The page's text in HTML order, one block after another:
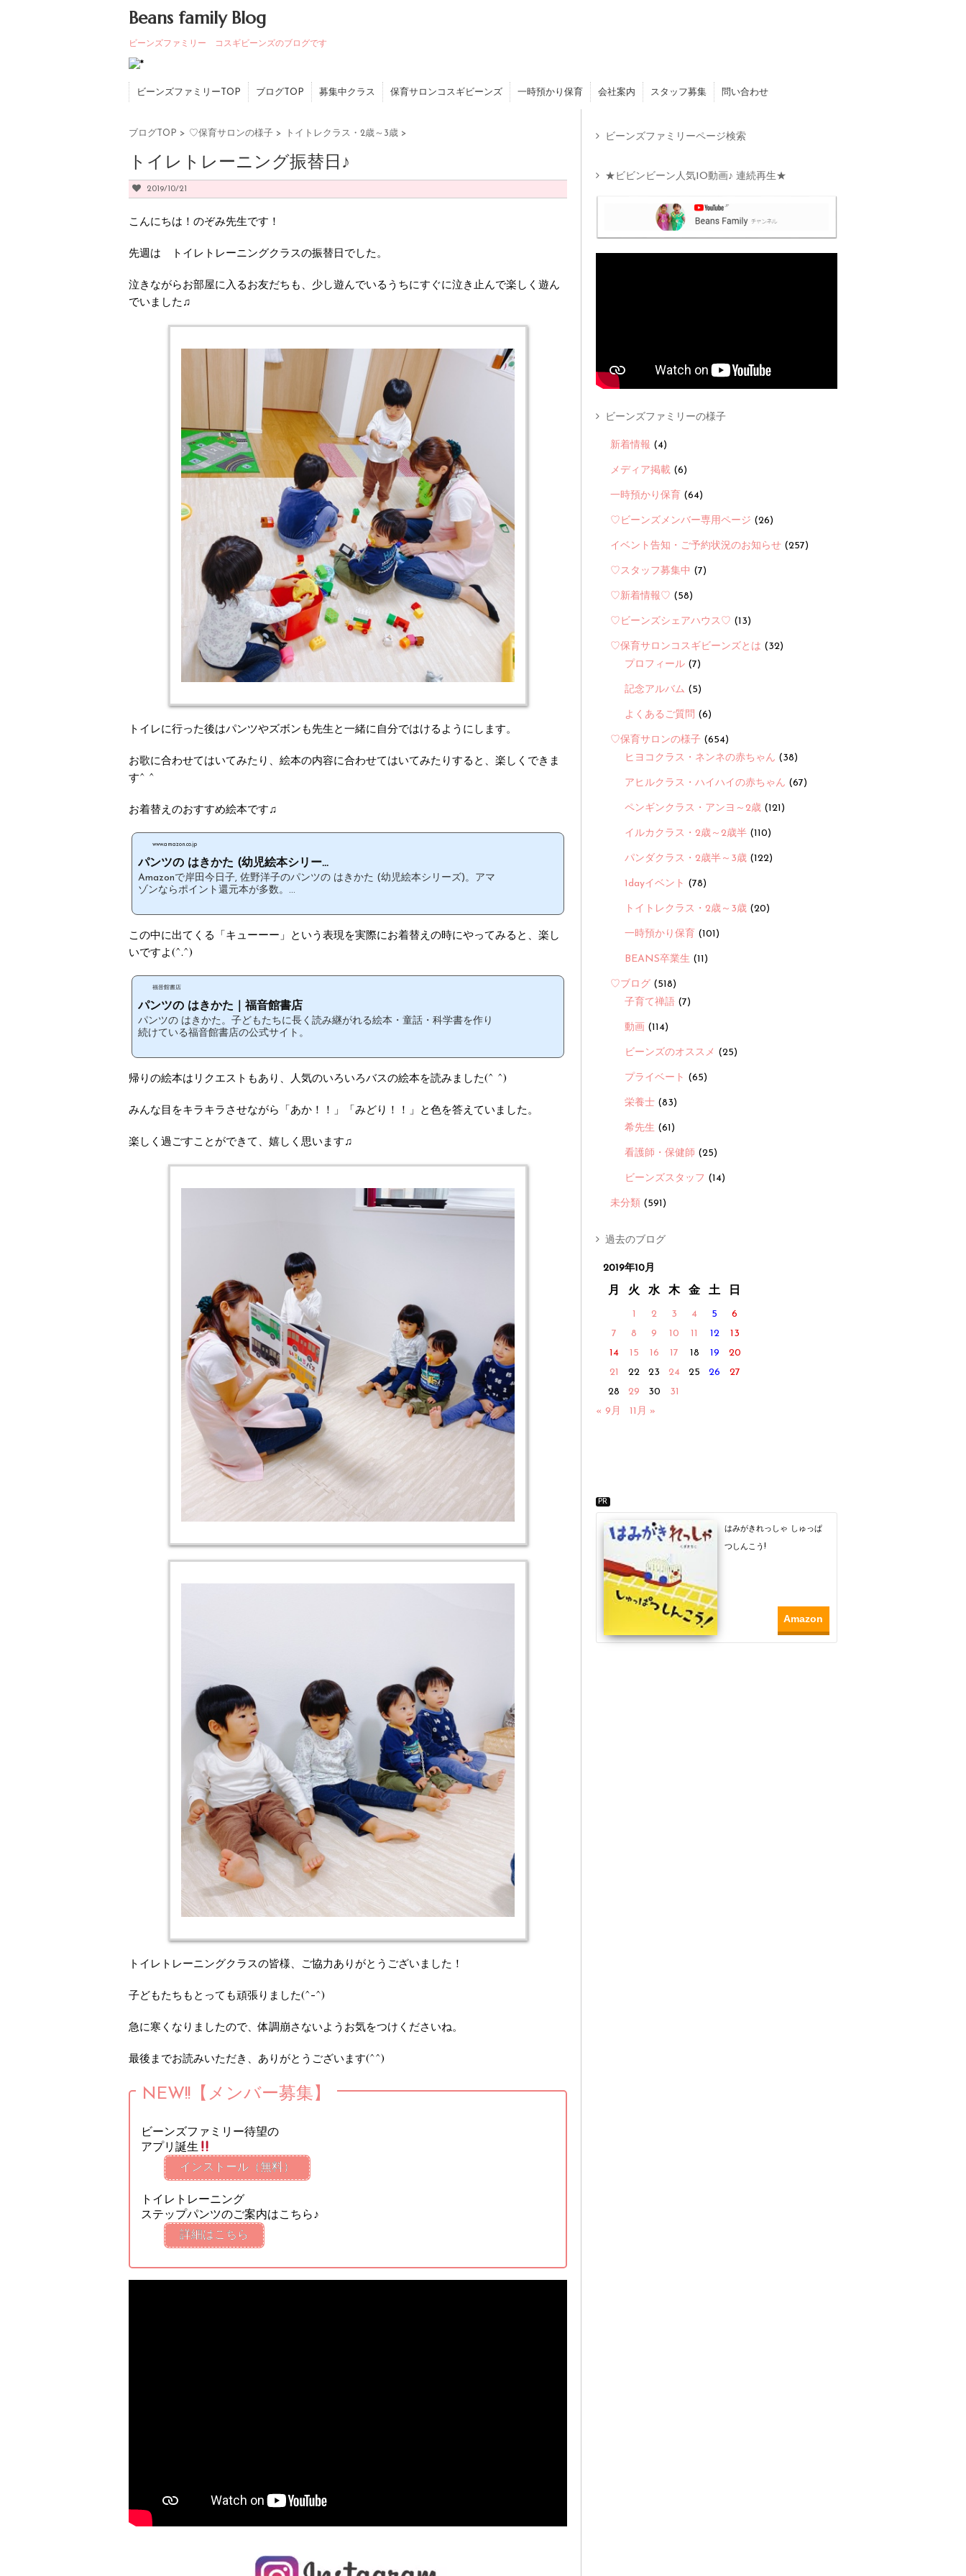
Beans family Blog
ビーンズファミリー コスギビーンズのブログです
ビーンズファミリーTOP ブログTOP 募集中クラス 保育サロンコスギビーンズ 一時預かり保育 会社案内 スタッフ募集 問い合わせ
ブログTOP > ♡保育サロンの様子 > トイトレクラス・2歳～3歳 >
トイレトレーニング振替日♪
2019/10/21
こんにちは！のぞみ先生です！
先週は トイレトレーニングクラスの振替日でした。
泣きながらお部屋に入るお友だちも、少し遊んでいるうちにすぐに泣き止んで楽しく遊ん
でいました♫
トイレに行った後はパンツやズボンも先生と一緒に自分ではけるようにします。
お歌に合わせてはいてみたり、絵本の内容に合わせてはいてみたりすると、楽しくできま
す^ ^
お着替えのおすすめ絵本です♫
www.amazon.co.jp
パンツの はきかた (幼児絵本シリー...
Amazonで岸田今日子, 佐野洋子のパンツの はきかた (幼児絵本シリーズ)。アマ
ゾンならポイント還元本が多数。...
この中に出てくる「キューーー」という表現を実際にお着替えの時にやってみると、楽し
いですよ(^.^)
福音館書店
パンツの はきかた｜福音館書店
パンツの はきかた。子どもたちに長く読み継がれる絵本・童話・科学書を作り
続けている福音館書店の公式サイト。
帰りの絵本はリクエストもあり、人気のいろいろバスの絵本を読みました(^ ^)
みんな目をキラキラさせながら「あか！！」「みどり！！」と色を答えていました。
楽しく過ごすことができて、嬉しく思います♫
トイレトレーニングクラスの皆様、ご協力ありがとうございました！
子どもたちもとっても頑張りました(^-^)
急に寒くなりましたので、体調崩さないようお気をつけくださいね。
最後までお読みいただき、ありがとうございます(^^)
NEW!!【メンバー募集】
ビーンズファミリー待望の
アプリ誕生
インストール（無料）
トイレトレーニング
ステップパンツのご案内はこちら♪
詳細はこちら
ビーンズファミリーページ検索
★ビビンビーン人気10動画♪ 連続再生★
ビーンズファミリーの様子
新着情報 (4)
メディア掲載 (6)
一時預かり保育 (64)
♡ビーンズメンバー専用ページ (26)
イベント告知・ご予約状況のお知らせ (257)
♡スタッフ募集中 (7)
♡新着情報♡ (58)
♡ビーンズシェアハウス♡ (13)
♡保育サロンコスギビーンズとは (32)
プロフィール (7)
記念アルバム (5)
よくあるご質問 (6)
♡保育サロンの様子 (654)
ヒヨコクラス・ネンネの赤ちゃん (38)
アヒルクラス・ハイハイの赤ちゃん (67)
ペンギンクラス・アンヨ～2歳 (121)
イルカクラス・2歳～2歳半 (110)
パンダクラス・2歳半～3歳 (122)
1dayイベント (78)
トイトレクラス・2歳～3歳 (20)
一時預かり保育 (101)
BEANS卒業生 (11)
♡ブログ (518)
子育て禅語 (7)
動画 (114)
ビーンズのオススメ (25)
プライベート (65)
栄養士 (83)
希先生 (61)
看護師・保健師 (25)
ビーンズスタッフ (14)
未分類 (591)
過去のブログ
2019年10月
月 火 水 木 金 土 日
1 2 3 4 5
6
7
8 9 10 11 12
13
14
15 16 17 18 19
20
21
22 23 24 25 26
27
28
29 30
31
« 9月
11月 »
PR
はみがきれっしゃ しゅっぱ
つしんこう!
Amazon